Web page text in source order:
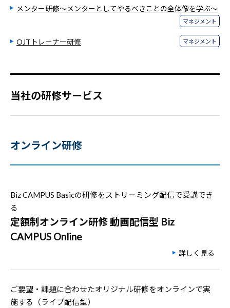
メンター研修～メンターとしてやるべきことの全体像を学ぶ～
マネジメント
OJTトレーナー研修 マネジメント
当社の研修サービス
オンライン研修
Biz CAMPUS Basicの研修をストリーミング配信で受講でき
る
定額制オンライン研修 動画配信型 Biz
CAMPUS Online
詳しく見る
ご要望・課題に合わせたオリジナル研修をオンラインで実
施する（ライブ配信型）